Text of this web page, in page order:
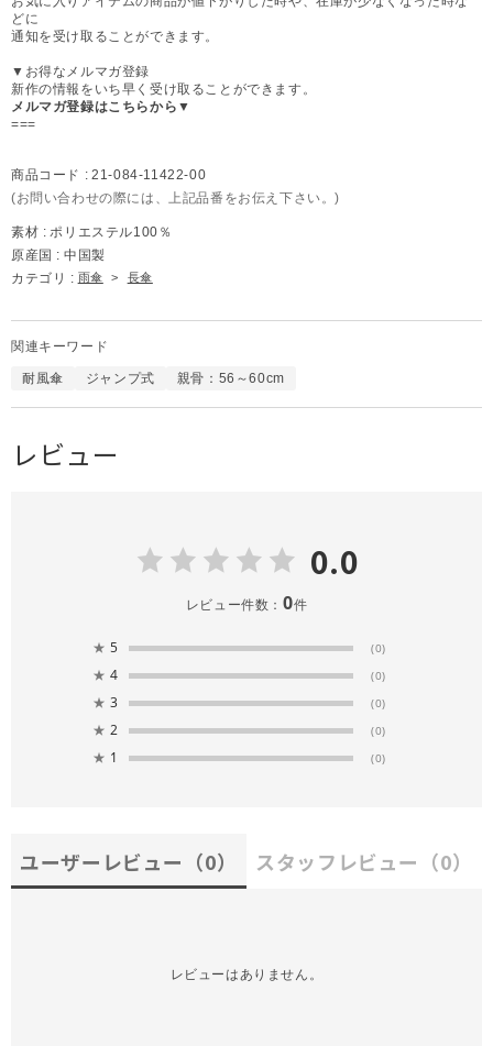
どに
通知を受け取ることができます。
▼お得なメルマガ登録
新作の情報をいち早く受け取ることができます。
メルマガ登録はこちらから▼
===
商品コード : 21-084-11422-00
(お問い合わせの際には、上記品番をお伝え下さい。)
素材 : ポリエステル100％
原産国 : 中国製
カテゴリ : 雨傘 > 長傘
関連キーワード
耐風傘 ジャンプ式 親骨：56～60cm
レビュー
0.0
レビュー件数： 0件
★ 5 (0)
★ 4 (0)
★ 3 (0)
★ 2 (0)
★ 1 (0)
ユーザーレビュー （0） スタッフレビュー （0）
レビューはありません。